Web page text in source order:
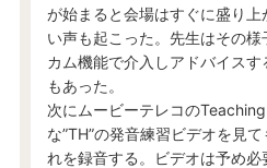
が始まると会場はすぐに盛り
い声も起こった。先生はその
カム機能で介入しアドバイス
もあった。
次にムービーテレコの
な”TH”の発音練習ビデオを見
れを録音する。ビデオは予め必